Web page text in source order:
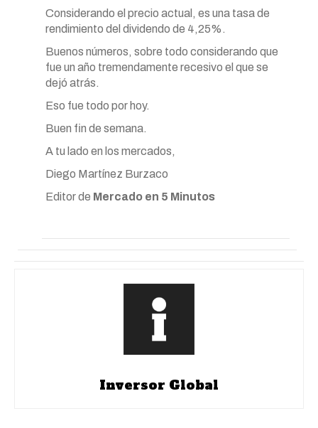
Considerando el precio actual, es una tasa de
rendimiento del dividendo de 4,25%.
Buenos números, sobre todo considerando que
fue un año tremendamente recesivo el que se
dejó atrás.
Eso fue todo por hoy.
Buen fin de semana.
A tu lado en los mercados,
Diego Martínez Burzaco
Editor de Mercado en 5 Minutos
Inversor Global